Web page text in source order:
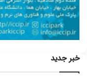
خبر جدید